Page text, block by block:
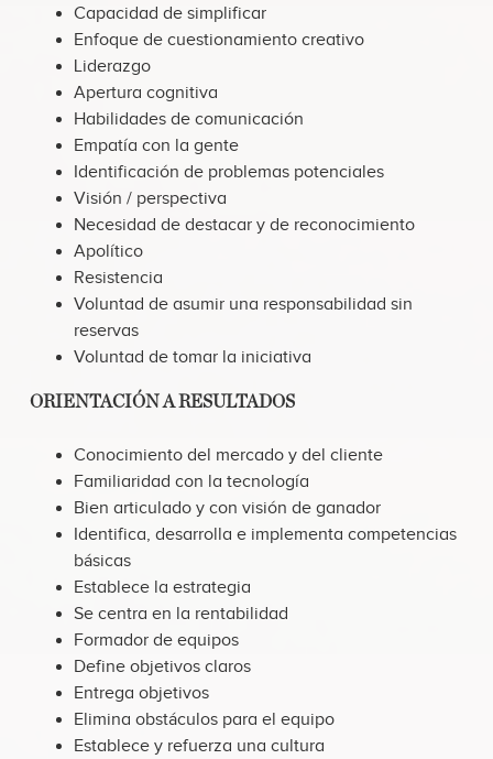
Capacidad de simplificar
Enfoque de cuestionamiento creativo
Liderazgo
Apertura cognitiva
Habilidades de comunicación
Empatía con la gente
Identificación de problemas potenciales
Visión / perspectiva
Necesidad de destacar y de reconocimiento
Apolítico
Resistencia
Voluntad de asumir una responsabilidad sin
reservas
Voluntad de tomar la iniciativa
ORIENTACIÓN A RESULTADOS
Conocimiento del mercado y del cliente
Familiaridad con la tecnología
Bien articulado y con visión de ganador
Identifica, desarrolla e implementa competencias
básicas
Establece la estrategia
Se centra en la rentabilidad
Formador de equipos
Define objetivos claros
Entrega objetivos
Elimina obstáculos para el equipo
Establece y refuerza una cultura